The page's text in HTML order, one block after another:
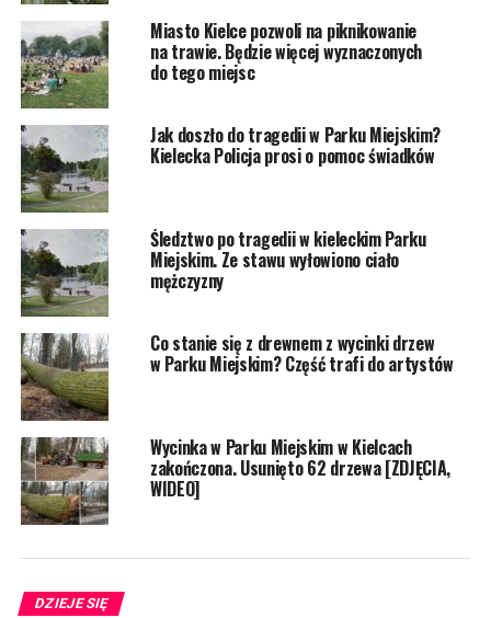
Miasto Kielce pozwoli na piknikowanie
na trawie. Będzie więcej wyznaczonych
do tego miejsc
Jak doszło do tragedii w Parku Miejskim?
Kielecka Policja prosi o pomoc świadków
Śledztwo po tragedii w kieleckim Parku
Miejskim. Ze stawu wyłowiono ciało
mężczyzny
Co stanie się z drewnem z wycinki drzew
w Parku Miejskim? Część trafi do artystów
Wycinka w Parku Miejskim w Kielcach
zakończona. Usunięto 62 drzewa [ZDJĘCIA,
WIDEO]
DZIEJE SIĘ